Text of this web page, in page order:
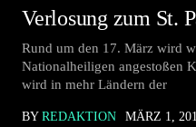
Verlosung zum St.
Rund um den 17. März wird
Nationalheiligen angestoßen
wird in mehr Ländern der
BY REDAKTION MÄRZ 1,